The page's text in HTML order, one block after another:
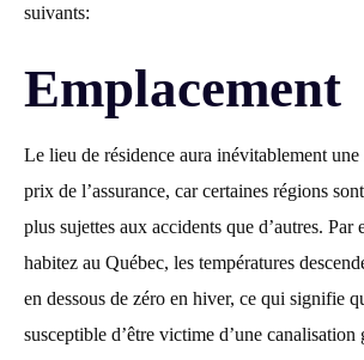
suivants:
Emplacement
Le lieu de résidence aura inévitablement
prix de l’assurance, car certaines régions
plus sujettes aux accidents que d’autres. Par
habitez au Québec, les températures
en dessous de zéro en hiver, ce qui signifie
susceptible d’être victime d’une canalisation